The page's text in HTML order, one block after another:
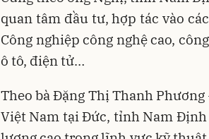
quan tâm đầu tư, hợp tác vào
Công nghiệp công nghệ cao,
ô tô, điện tử…
Theo bà Đặng Thị Thanh
Việt Nam tại Đức, tỉnh Nam